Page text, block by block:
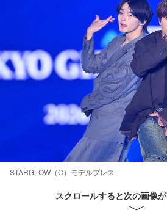
STARGLOW（C）モデルプレス
スクロールすると次の画像